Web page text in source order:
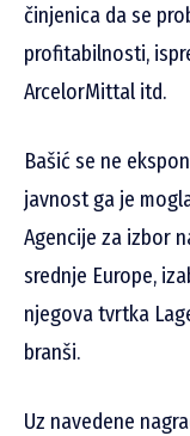
činjenica da se
profitabilnosti,
ArcelorMittal itd.
Bašić se ne
javnost ga je
Agencije za izbor
srednje Europe,
njegova tvrtka
branši.
Uz navedene